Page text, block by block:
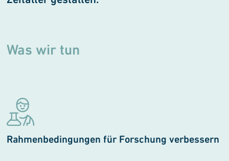
Was wir tun
Rahmenbedingungen für Forschung verbessern